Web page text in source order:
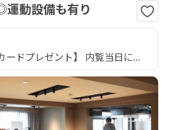
動設備も有り
ードプレゼント】 内覧当日に...